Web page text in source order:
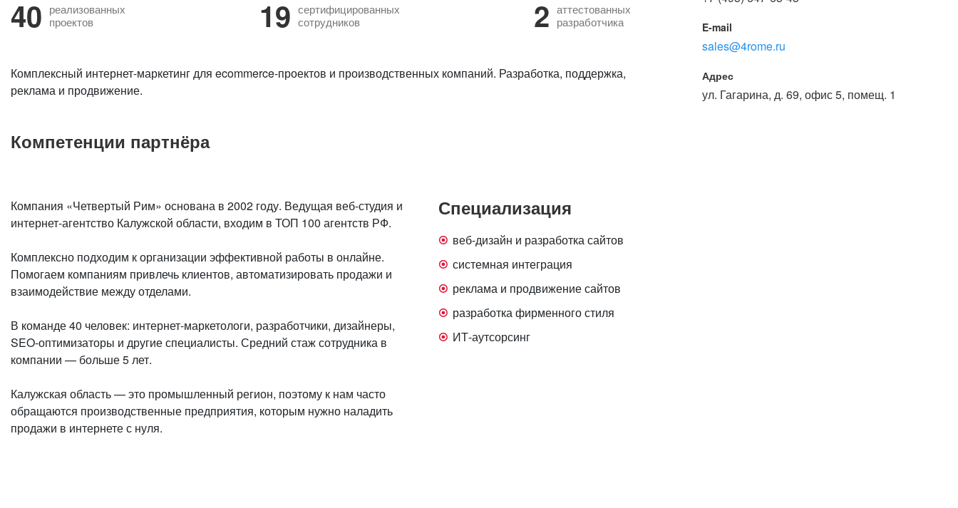
или войдите с помощью
40 реализованных
проектов
19 сертифицированных
сотрудников
2 аттестованных
разработчика
Комплексный интернет-маркетинг для ecommerce-проектов и производственных компаний. Разработка, поддержка,
реклама и продвижение.
Компетенции партнёра
Компания «Четвертый Рим» основана в 2002 году. Ведущая веб-студия и
интернет-агентство Калужской области, входим в ТОП 100 агентств РФ.
Комплексно подходим к организации эффективной работы в онлайне.
Помогаем компаниям привлечь клиентов, автоматизировать продажи и
взаимодействие между отделами.
В команде 40 человек: интернет-маркетологи, разработчики, дизайнеры,
SEO-оптимизаторы и другие специалисты. Средний стаж сотрудника в
компании — больше 5 лет.
Калужская область — это промышленный регион, поэтому к нам часто
обращаются производственные предприятия, которым нужно наладить
продажи в интернете с нуля.
Специализация
веб-дизайн и разработка сайтов
системная интеграция
реклама и продвижение сайтов
разработка фирменного стиля
ИТ-аутсорсинг
E-mail
sales@4rome.ru
Адрес
ул. Гагарина, д. 69, офис 5, помещ. 1